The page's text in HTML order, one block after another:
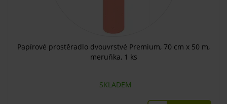
Papírové prostěradlo dvouvrstvé Premium, 70 cm x 50 m,
meruňka, 1 ks
SKLADEM